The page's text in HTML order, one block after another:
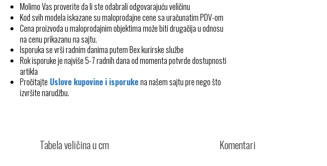
Molimo Vas proverite da li ste odabrali odgovarajuću veličinu
Kod svih modela iskazane su maloprodajne cene sa uračunatim PDV-om
Cena proizvoda u maloprodajnim objektima može biti drugačija u odnosu
na cenu prikazanu na sajtu.
Isporuka se vrši radnim danima putem Bex kurirske službe
Rok isporuke je najviše 5-7 radnih dana od momenta potvrde dostupnosti
artikla
Pročitajte Uslove kupovine i isporukena našem sajtu pre nego što
izvršite narudžbu.
Tabela veličina u cm Komentari